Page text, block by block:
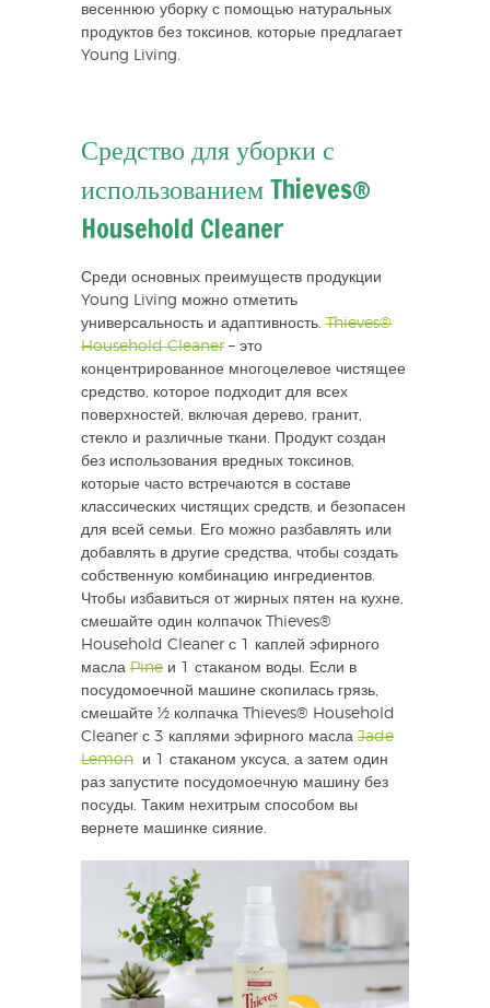
весеннюю уборку с помощью натуральных
продуктов без токсинов, которые предлагает
Young Living.
Средство для уборки с
использованием Thieves®
Household Cleaner
Среди основных преимуществ продукции
Young Living можно отметить
универсальность и адаптивность. Thieves®
Household Cleaner – это
концентрированное многоцелевое чистящее
средство, которое подходит для всех
поверхностей, включая дерево, гранит,
стекло и различные ткани. Продукт создан
без использования вредных токсинов,
которые часто встречаются в составе
классических чистящих средств, и безопасен
для всей семьи. Его можно разбавлять или
добавлять в другие средства, чтобы создать
собственную комбинацию ингредиентов.
Чтобы избавиться от жирных пятен на кухне,
смешайте один колпачок Thieves®
Household Cleaner с 1 каплей эфирного
масла Pine и 1 стаканом воды. Если в
посудомоечной машине скопилась грязь,
смешайте ½ колпачка Thieves® Household
Cleaner с 3 каплями эфирного масла Jade
Lemon и 1 стаканом уксуса, а затем один
раз запустите посудомоечную машину без
посуды. Таким нехитрым способом вы
вернете машинке сияние.